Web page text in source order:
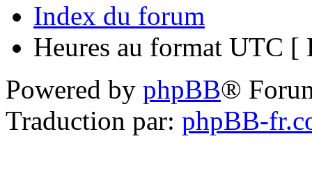
Index du forum
Heures au format UTC [
Powered by phpBB®
Traduction par: phpBB-